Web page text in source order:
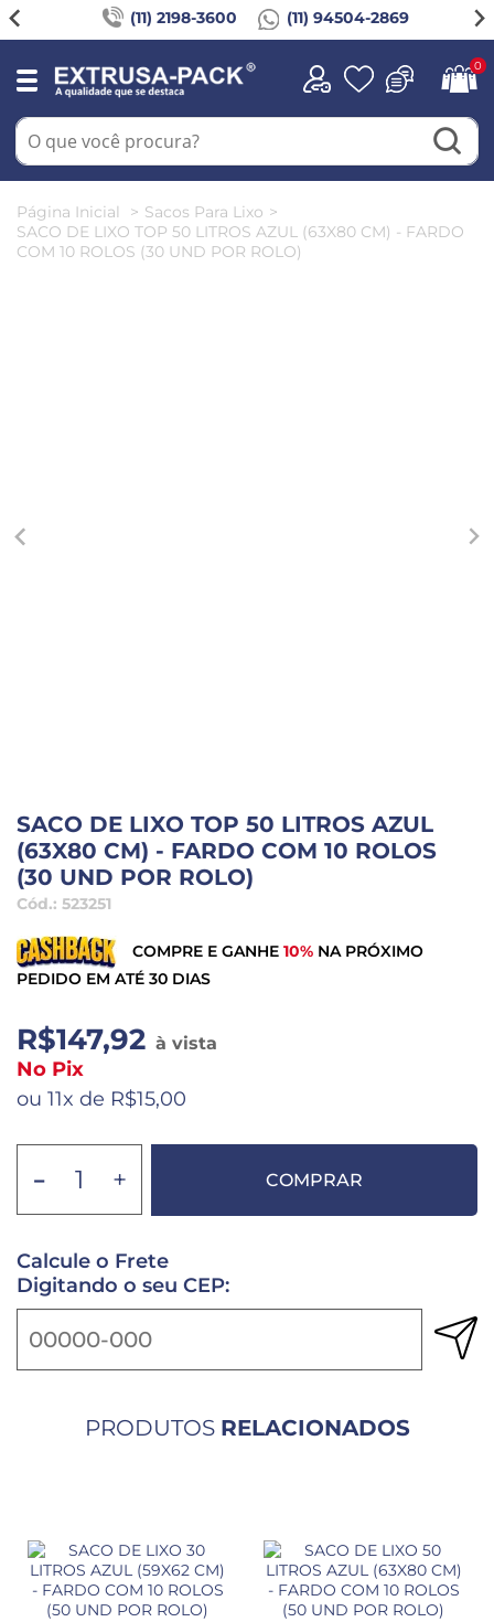
(11) 2198-3600 (11) 94504-2869
0
Página Inicial
Sacos Para Lixo
SACO DE LIXO TOP 50 LITROS AZUL (63X80 CM) - FARDO
COM 10 ROLOS (30 UND POR ROLO)
SACO DE LIXO TOP 50 LITROS AZUL
(63X80 CM) - FARDO COM 10 ROLOS
(30 UND POR ROLO)
Cód.: 523251
COMPRE E GANHE 10% NA PRÓXIMO
PEDIDO EM ATÉ 30 DIAS
R$147,92 à vista
No Pix
ou 11x de R$15,00
- + COMPRAR
Calcule o Frete
Digitando o seu CEP:
PRODUTOS RELACIONADOS